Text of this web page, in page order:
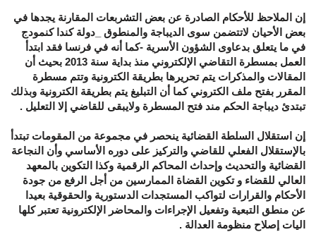
إن الملاحظ للأحكام الصادرة عن بعض التشربعات المقارنة يجدها في
بعض الأحيان لاتتضمن سوى الديباجة والمنطوق _دولة كندا كنمودج
في ما يتعلق بدعاوى الشؤون الأسرية -كما أنه في فرنسا فقد ابتدأ
العمل بمسطرة التقاضي الإلكتروني منذ بداية سنة 2013 بحيث أن
المقالات والمذكرات يتم تحريرها بطريقة الكترونية وتتم مسطرة
المقرر بفتح ملف الكتروني كما أن التبليغ يتم بطريقة الكترونية وبذلك
تبتدئ ديباجة الحكم مند فتح المسطرة ولايبقى للقاضي إلا التعليل .
إن استقلال السلطة القضائية ينحصر في مجموعة من المقومات تبتدأ
بالإستقلال الفعلي للقاضي والتركيز على دوره الأساسي وأن النجاعة
القضائية والتحديث وإحداث المحاكم الرقمية وكذا التكوين بالمعهد
العالي للقضاء و تكوين القضاة الممارسين من أجل الرفع من جودة
الأحكام والقرارات لتواكب المستجدات الدستورية والحقوقية بعيدا
عن منطق التبعية وتفعيل الإجراءات والمحاضر الإلكترونية تعتبر كلها
اليات إصلاح منظومة العدالة .